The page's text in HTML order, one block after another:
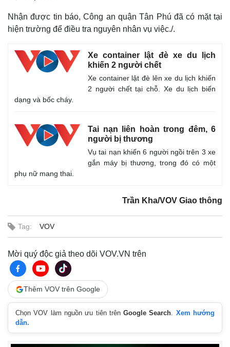
Quan sát
Cuộc sống đó đây
Hồ sơ
Video
Ảnh
Infographic
Nhận được tin báo, Công an quận Tân Phú đã có mặt tại
hiện trường để điều tra nguyên nhân vụ việc./.
Xe container lật đè xe du lịch
khiến 2 người chết
Xe container lật đè lên xe du lịch khiến
2 người chết tại chỗ. Xe du lịch biến
dạng và bốc cháy.
Tai nạn liên hoàn trong đêm, 6
người bị thương
Vụ tai nạn khiến 6 người ngồi trên 3 xe
gắn máy bị thương, trong đó có một
phụ nữ mang thai.
Trần Kha/VOV Giao thông
Tag: VOV
Mời quý độc giả theo dõi VOV.VN trên
Thêm VOV trên Google
Chọn VOV làm nguồn ưu tiên trênGoogle Search. Xem hướng
dẫn.